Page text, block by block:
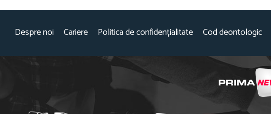
Despre noi Cariere Politica de confidențialitate Cod deontologic